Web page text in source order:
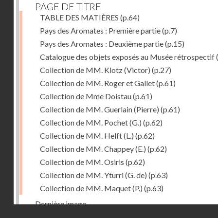
PAGE DE TITRE
TABLE DES MATIÈRES (p.64)
Pays des Aromates : Première partie(p.7)
Pays des Aromates : Deuxième partie(p.15)
Catalogue des objets exposés au Musée rétrospectif
Collection de MM. Klotz (Victor) (p.27)
Collection de MM. Roger et Gallet(p.61)
Collection de Mme Doistau(p.61)
Collection de MM. Guerlain (Pierre) (p.61)
Collection de MM. Pochet (G.) (p.62)
Collection de MM. Helft (L.) (p.62)
Collection de MM. Chappey (E.) (p.62)
Collection de MM. Osiris (p.62)
Collection de MM. Yturri (G. de) (p.63)
Collection de MM. Maquet (P.) (p.63)
Dernière image